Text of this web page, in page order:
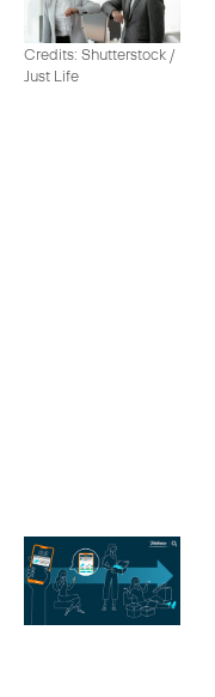
Credits: Shutterstock /
Just Life